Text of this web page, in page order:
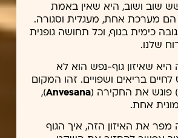
שוב ושוב, היא שאין באמת
הם מערכת אחת, מעגלית וסגורה.
כימית בגוף, וכל תחושה גופנית
שלנו.
שאיזון גוף-נפש הוא לא
בריאים ושפויים. זהו המקום
) פוגש את החקירה (Anvesana
),
אחת.
את האיזון הזה, איך הגוף